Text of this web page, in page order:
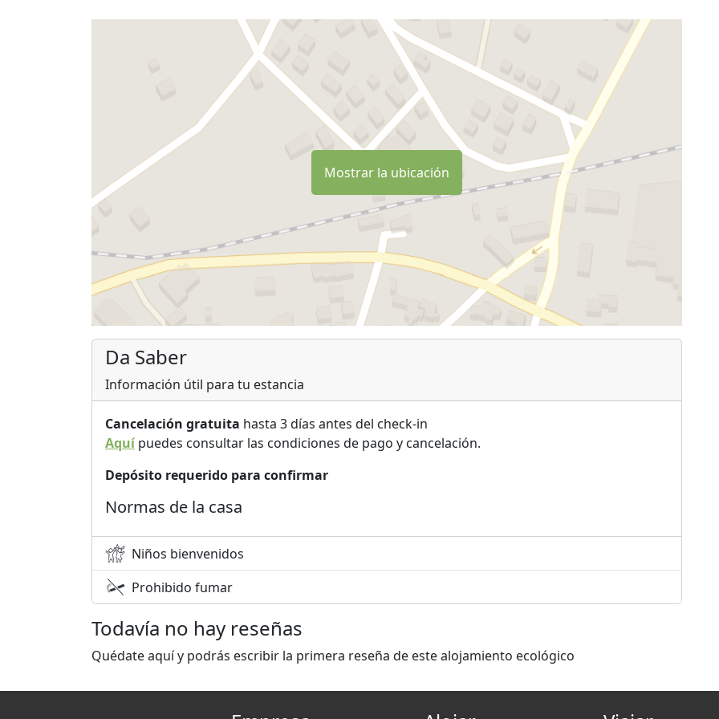
Mostrar la ubicación
Da Saber
Información útil para tu estancia
Cancelación gratuita hasta 3 días antes del check-in
Aquípuedes consultar las condiciones de pago y cancelación.
Depósito requerido para confirmar
Normas de la casa
Niños bienvenidos
Prohibido fumar
Todavía no hay reseñas
Quédate aquí y podrás escribir la primera reseña de este alojamiento ecológico